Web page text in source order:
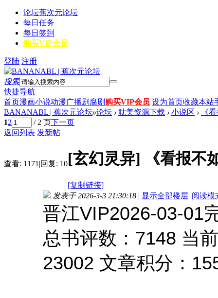
论坛蕉次元论坛
每日任务
每日签到
购买VIP会员
登陆 注册
搜索
快捷导航
首页漫画小说动漫广播剧 腐剧 购买VIP会员 设为首页收藏本站
BANANABL | 蕉次元论坛»论坛 › 耽美资源下载 › 小说区 ›
《
12 / 2 页下一页
返回列表 发新帖
查看: 1171 |回复: 10[玄幻灵异] 《看报
[复制链接]
发表于 2026-3-3 21:30:18 | 显示全部楼层 |阅读模
晋江VIP2026-03-01
总书评数：7148 当
23002 文章积分：